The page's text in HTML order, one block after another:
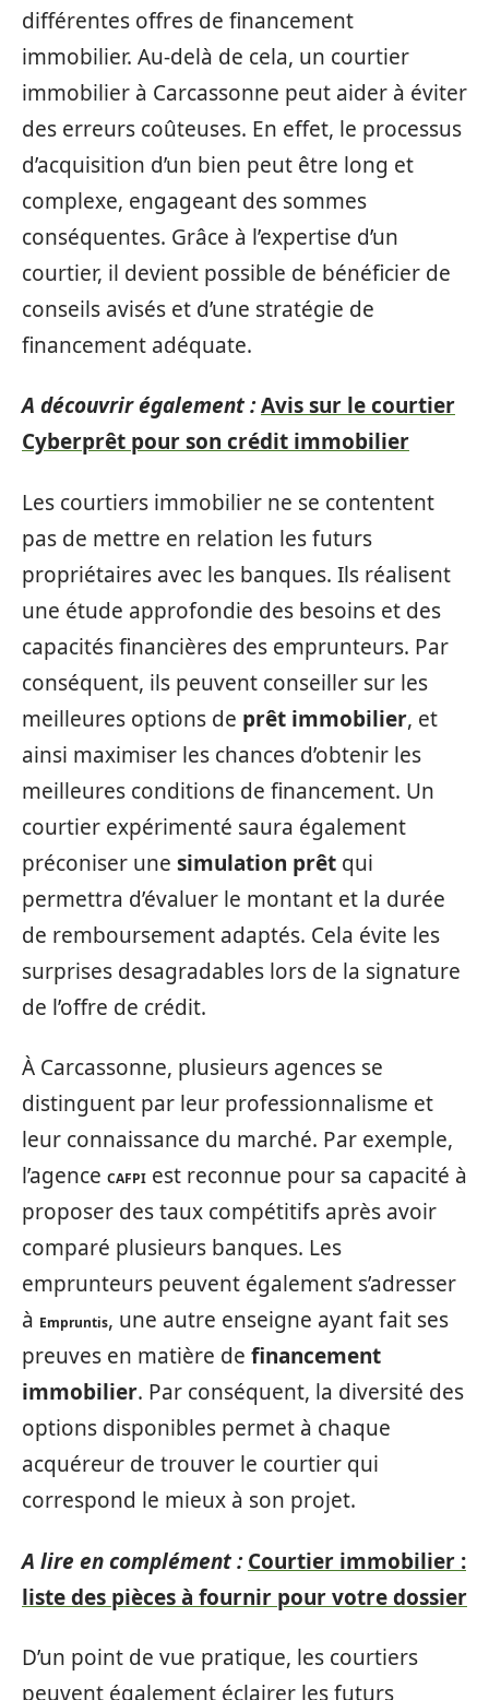
différentes offres de financement
immobilier. Au-delà de cela, un courtier
immobilier à Carcassonne peut aider à éviter
des erreurs coûteuses. En effet, le processus
d’acquisition d’un bien peut être long et
complexe, engageant des sommes
conséquentes. Grâce à l’expertise d’un
courtier, il devient possible de bénéficier de
conseils avisés et d’une stratégie de
financement adéquate.
A découvrir également :Avis sur le courtier
Cyberprêt pour son crédit immobilier
Les courtiers immobilier ne se contentent
pas de mettre en relation les futurs
propriétaires avec les banques. Ils réalisent
une étude approfondie des besoins et des
capacités financières des emprunteurs. Par
conséquent, ils peuvent conseiller sur les
meilleures options de prêt immobilier, et
ainsi maximiser les chances d’obtenir les
meilleures conditions de financement. Un
courtier expérimenté saura également
préconiser une simulation prêt qui
permettra d’évaluer le montant et la durée
de remboursement adaptés. Cela évite les
surprises desagradables lors de la signature
de l’offre de crédit.
À Carcassonne, plusieurs agences se
distinguent par leur professionnalisme et
leur connaissance du marché. Par exemple,
l’agence CAFPI est reconnue pour sa capacité à
proposer des taux compétitifs après avoir
comparé plusieurs banques. Les
emprunteurs peuvent également s’adresser
à Empruntis, une autre enseigne ayant fait ses
preuves en matière de financement
immobilier. Par conséquent, la diversité des
options disponibles permet à chaque
acquéreur de trouver le courtier qui
correspond le mieux à son projet.
A lire en complément : Courtier immobilier :
liste des pièces à fournir pour votre dossier
D’un point de vue pratique, les courtiers
peuvent également éclairer les futurs